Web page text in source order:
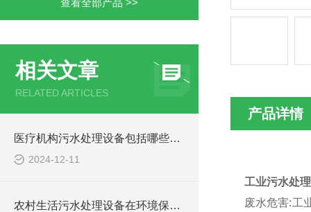
查看全部产品 >>
相关文章
RELATED ARTICLES
医疗机构污水处理设备包括哪些主要部分？
2024-12-11
农村生活污水处理设备在环境保护中的作用
产品详情
工业污水处
废水危害:工